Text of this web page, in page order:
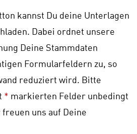
kannst Du deine Unterlagen
Dabei ordnet unsere
Deine Stammdaten
Formularfeldern zu, so
reduziert wird. Bitte
* markierten Felder unbedingt
uns auf Deine